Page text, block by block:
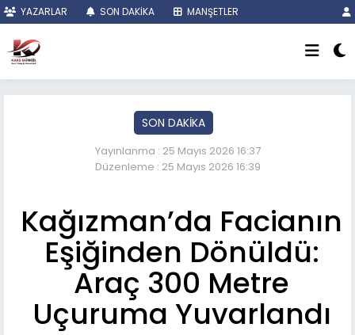
YAZARLAR SON DAKİKA MANŞETLER
SON DAKİKA
Yayınlanma : 25 Mayıs 2026 16:37
Düzenleme : 25 Mayıs 2026 16:39
Kağızman’da Facianın
Eşiğinden Dönüldü:
Araç 300 Metre
Uçuruma Yuvarlandı